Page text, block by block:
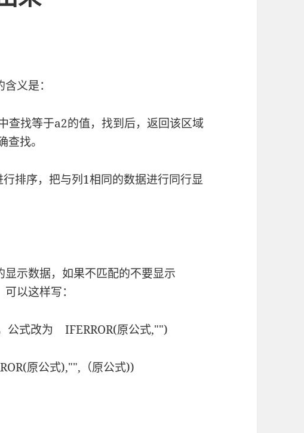
义是：
查找等于a2的值，找到后，返回该区域
找。
排序，把与列1相同的数据进行同行显
示数据，如果不匹配的不要显示
以这样写：
公式改为 IFERROR(原公式,"")
原公式),"",（原公式))